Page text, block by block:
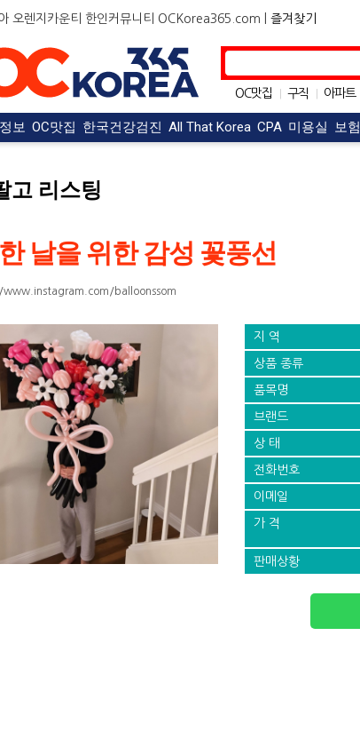
오렌지카운티 한인커뮤니티 OCKorea365.com | 즐겨찾기
OC맛집 구직 아파트
| 구인 | 한식
보 OC맛집 한국건강검진 All That Korea CPA 미용실 보험
고 리스팅
날을 위한 감성 꽃풍선
balloonssom
지 역
상품 종류
품목명
브랜드
상 태
전화번호
이메일
가 격
판매상황